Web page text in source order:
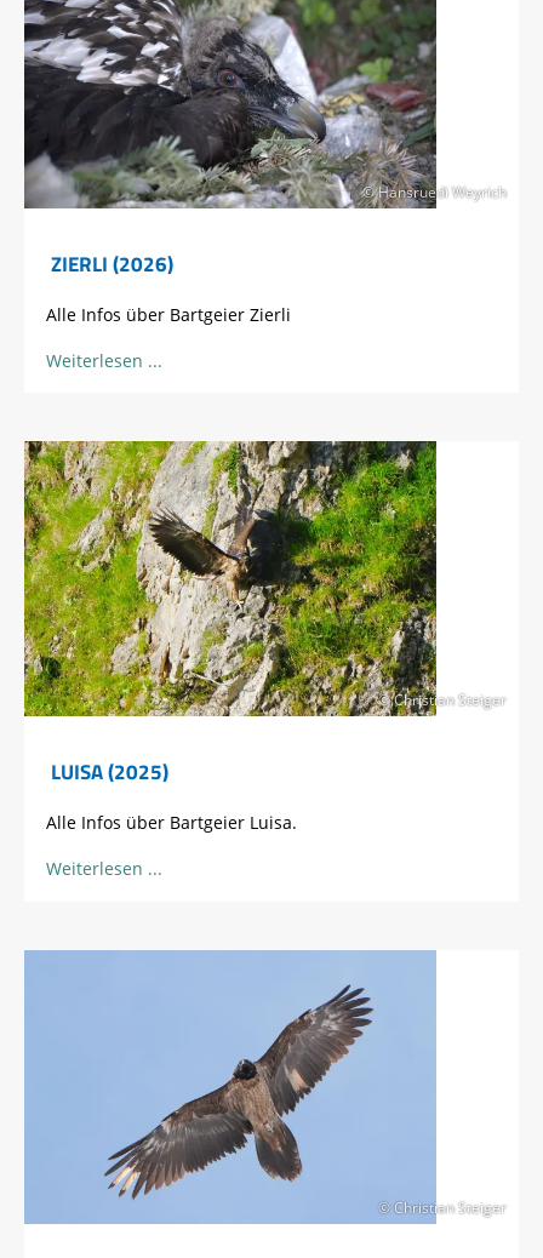
© Hansruedi Weyrich
ZIERLI (2026)
Alle Infos über Bartgeier Zierli
Weiterlesen
© Christian Steiger
LUISA (2025)
Alle Infos über Bartgeier Luisa.
Weiterlesen
© Christian Steiger